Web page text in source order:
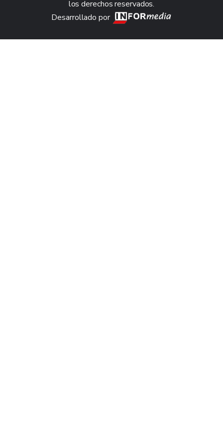
los derechos reservados.
Desarrollado por